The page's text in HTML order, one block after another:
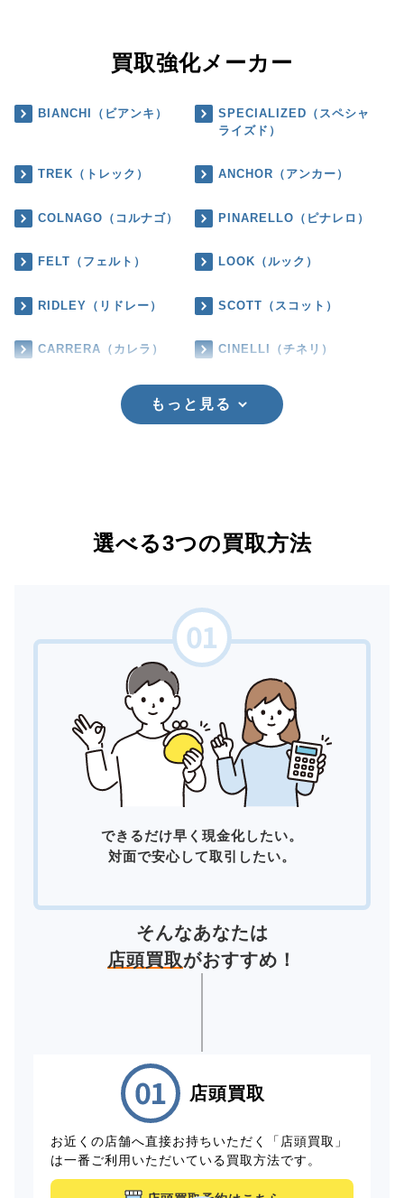
買取強化メーカー
BIANCHI（ビアンキ）
SPECIALIZED（スペシャ
ライズド）
TREK（トレック） ANCHOR（アンカー）
COLNAGO（コルナゴ） PINARELLO（ピナレロ）
FELT（フェルト） LOOK（ルック）
RIDLEY（リドレー） SCOTT（スコット）
CARRERA（カレラ） CINELLI（チネリ）
もっと見る
選べる3つの買取方法
できるだけ早く現金化したい。
対面で安心して取引したい。
そんなあなたは
店頭買取がおすすめ！
店頭買取
お近くの店舗へ直接お持ちいただく「店頭買取」
は一番ご利用いただいている買取方法です。